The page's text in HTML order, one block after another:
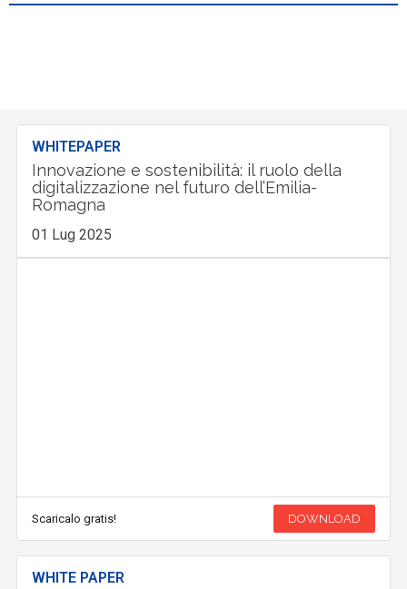
WHITEPAPER
Innovazione e sostenibilità: il ruolo della
digitalizzazione nel futuro dell’Emilia-
Romagna
01 Lug 2025
Scaricalo gratis! DOWNLOAD
WHITE PAPER